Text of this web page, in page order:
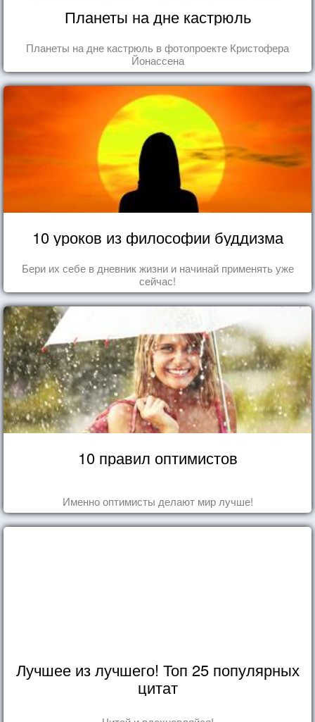
Планеты на дне кастрюль
Планеты на дне кастрюль в фотопроекте Кристофера
Йонассена
10 уроков из философии буддизма
Бери их себе в дневник жизни и начинай применять уже
сейчас!
10 правил оптимистов
Именно оптимисты делают мир лучше!
Лучшее из лучшего! Топ 25 популярных
цитат